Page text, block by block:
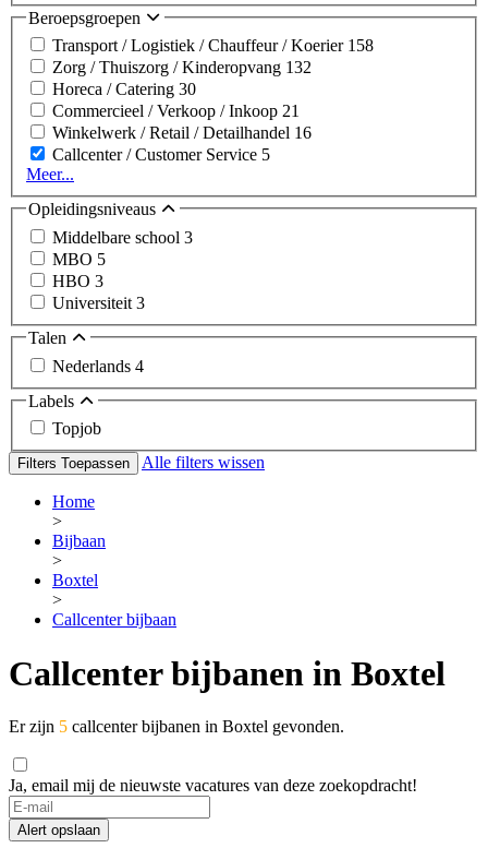
Beroepsgroepen
Transport / Logistiek / Chauffeur / Koerier 158
Zorg / Thuiszorg / Kinderopvang 132
Horeca / Catering 30
Commercieel / Verkoop / Inkoop 21
Winkelwerk / Retail / Detailhandel 16
Callcenter / Customer Service 5
Meer...
Opleidingsniveaus
Middelbare school 3
MBO 5
HBO 3
Universiteit 3
Talen
Nederlands 4
Labels
Topjob
Filters Toepassen Alle filters wissen
Home
>
Bijbaan
>
Boxtel
>
Callcenter bijbaan
Callcenter bijbanen in Boxtel
Er zijn 5 callcenter bijbanen in Boxtel gevonden.
Ja, email mij de nieuwste vacatures van deze zoekopdracht!
Alert opslaan